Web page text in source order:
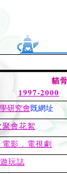
貓
1997-2000
研究會既網址
會花絮
影．電視劇
玩誌